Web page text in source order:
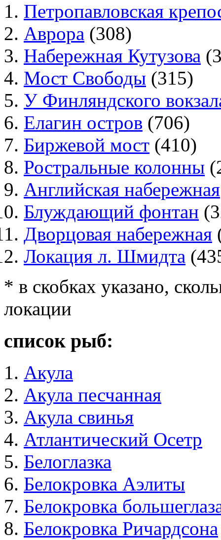
Петропавловская
Аврора (308)
Набережная Кутузова
Мост Свободы (315)
У Финляндского
Елагин остров (706)
Биржевой мост (410)
Ростральные колонны
Английская набережная
Блуждающий фонтан
Дворцовая набережная
Локация л. Шмидта
* в скобках указано,
локации
список рыб:
Акула
Акула песчанная
Акула свинья
Атлантический Осетр
Белоглазка
Белокровка Аэлиты
Белокровка
Белокровка Ричардсона